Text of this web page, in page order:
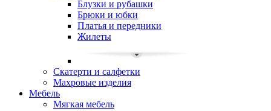
Блузки и рубашки
Брюки и юбки
Платья и передники
Жилеты
Скатерти и салфетки
Махровые изделия
Мебель
Мягкая мебель